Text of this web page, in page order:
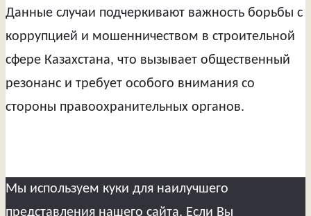
Данные случаи подчеркивают важность борьбы с
коррупцией и мошенничеством в строительной
сфере Казахстана, что вызывает общественный
резонанс и требует особого внимания со
стороны правоохранительных органов.
Мы используем куки для наилучшего
представления нашего сайта. Если Вы